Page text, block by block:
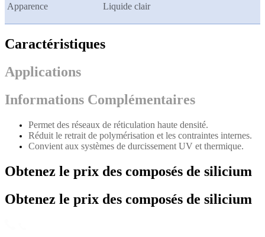
Apparence Liquide clair
Caractéristiques
Applications
Informations Complémentaires
Permet des réseaux de réticulation haute densité.
Réduit le retrait de polymérisation et les contraintes internes.
Convient aux systèmes de durcissement UV et thermique.
Obtenez le prix des composés de silicium
Obtenez le prix des composés de silicium